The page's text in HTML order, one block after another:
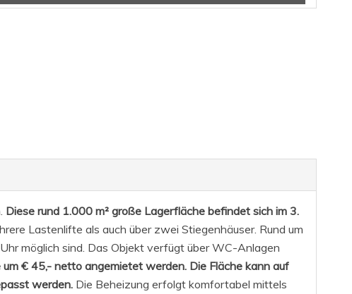
Diese rund 1.000 m² große Lagerfläche befindet sich im 3.
Lastenlifte als auch über zwei Stiegenhäuser. Rund um
möglich sind. Das Objekt verfügt über WC-Anlagen
€ 45,- netto angemietet werden. Die Fläche kann auf
werden. Die Beheizung erfolgt komfortabel mittels